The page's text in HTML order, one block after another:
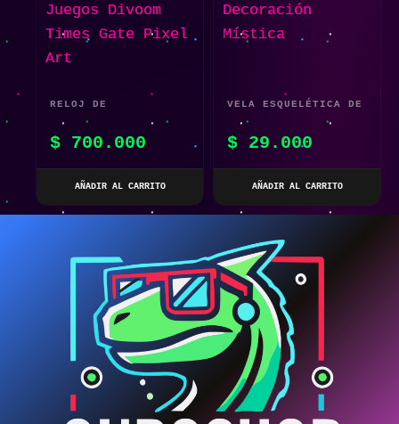
RELOJ DE
JUEGOS DIVOOM TIMES
$ 700.000
AÑADIR AL CARRITO
VELA ESQUELÉTICA DE
$ 29.000
AÑADIR AL CARRITO